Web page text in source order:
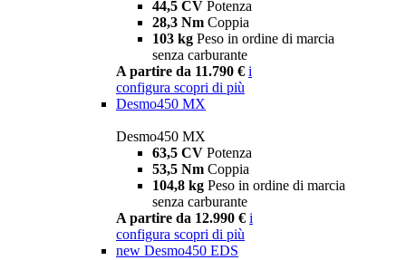
44,5 CV Potenza
28,3 Nm Coppia
103 kg Peso in ordine di marcia
senza carburante
A partire da 11.790 € i
configura scopri di più
Desmo450 MX
Desmo450 MX
63,5 CV Potenza
53,5 Nm Coppia
104,8 kg Peso in ordine di marcia
senza carburante
A partire da 12.990 € i
configura scopri di più
new Desmo450 EDS